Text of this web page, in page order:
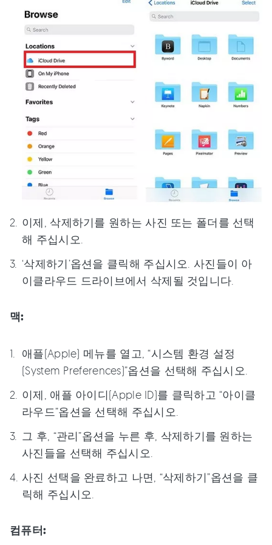
이제, 삭제하기를 원하는 사진 또는 폴더를 선택
해 주십시오.
‘삭제하기’옵션을 클릭해 주십시오. 사진들이 아
이클라우드 드라이브에서 삭제될 것입니다.
맥:
애플(Apple) 메뉴를 열고, “시스템 환경 설정
(System Preferences)”옵션을 선택해 주십시오.
이제, 애플 아이디(Apple ID)를 클릭하고 “아이클
라우드”옵션을 선택해 주십시오.
그 후, “관리”옵션을 누른 후, 삭제하기를 원하는
사진들을 선택해 주십시오.
사진 선택을 완료하고 나면, “삭제하기”옵션을 클
릭해 주십시오.
컴퓨터: